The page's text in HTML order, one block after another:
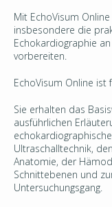
Mit EchoVisum
insbesondere die
Echokardiographie
vorbereiten.
EchoVisum Online ist
Sie erhalten das
ausführlichen
Ultraschalltechnik,
Anatomie, der
Schnittebenen und
Untersuchungsgang.